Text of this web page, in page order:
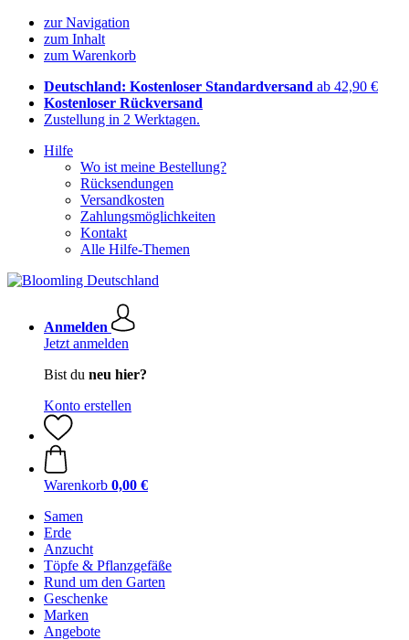
zur Navigation
zum Inhalt
zum Warenkorb
Deutschland: Kostenloser Standardversand ab 42,90 €
Kostenloser Rückversand
Zustellung in 2 Werktagen.
Hilfe
Wo ist meine Bestellung?
Rücksendungen
Versandkosten
Zahlungsmöglichkeiten
Kontakt
Alle Hilfe-Themen
Anmelden
Jetzt anmelden
Bist du neu hier?
Konto erstellen
Warenkorb 0,00 €
Samen
Erde
Anzucht
Töpfe & Pflanzgefäße
Rund um den Garten
Geschenke
Marken
Angebote